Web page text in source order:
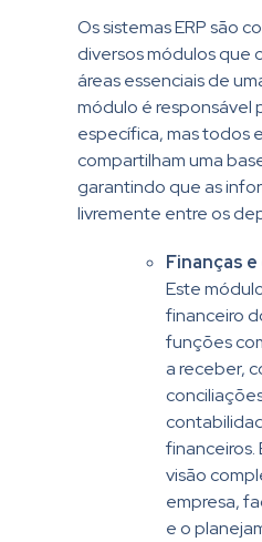
Os sistemas ERP são
diversos módulos que
áreas essenciais de
módulo é responsável
específica, mas todos
compartilham uma
garantindo que as
livremente entre os
Finanças
Este
financeiro
funções
a receber,
financeiros.
visão
empresa,
e o